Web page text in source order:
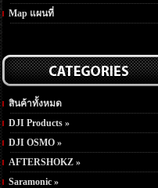
Map แผนที่
สินค้าทั้งหมด
DJI Products »
DJI OSMO »
AFTERSHOKZ »
Saramonic »